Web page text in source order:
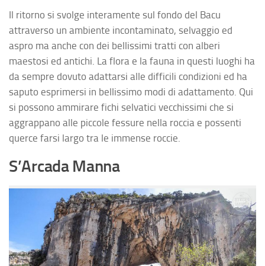
Il ritorno si svolge interamente sul fondo del Bacu
attraverso un ambiente incontaminato, selvaggio ed
aspro ma anche con dei bellissimi tratti con alberi
maestosi ed antichi. La flora e la fauna in questi luoghi ha
da sempre dovuto adattarsi alle difficili condizioni ed ha
saputo esprimersi in bellissimo modi di adattamento. Qui
si possono ammirare fichi selvatici vecchissimi che si
aggrappano alle piccole fessure nella roccia e possenti
querce farsi largo tra le immense roccie.
S’Arcada Manna